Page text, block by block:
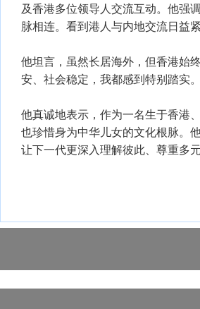
及香港多位领导人交流互动。他强
脉相连。看到港人与内地交流日益
他坦言，虽然长居海外，但香港始
安、社会稳定，我都感到特别踏实。
他真诚地表示，作为一名生于香港
也珍惜身为中华儿女的文化根脉。
让下一代更深入理解彼此、尊重多元